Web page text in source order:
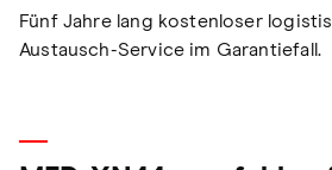
Fünf Jahre lang kostenloser
Austausch-Service im Garantiefall.